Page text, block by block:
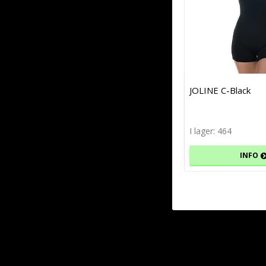
JOLINE C-Black
I lager: 464
INFO